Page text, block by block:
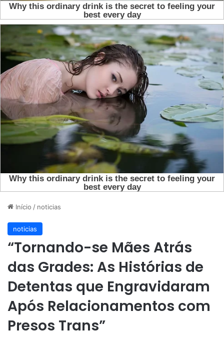
Início / noticias
noticias
“Tornando-se Mães Atrás
das Grades: As Histórias de
Detentas que Engravidaram
Após Relacionamentos com
Presos Trans”